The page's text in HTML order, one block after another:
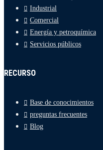
Industrial
Comercial
Energía y petroquímica
Servicios públicos
RECURSO
Base de conocimientos
preguntas frecuentes
Blog